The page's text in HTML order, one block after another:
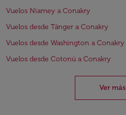
Vuelos Niamey a Conakry
Vuelos desde Tánger a Conakry
Vuelos desde Washington a Conakry
Vuelos desde Cotonú a Conakry
Ver más